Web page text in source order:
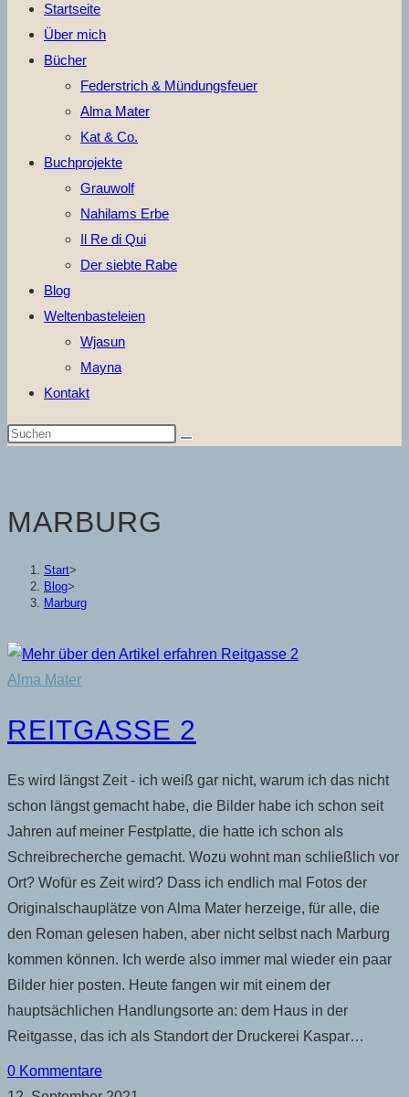
search
Startseite
Über mich
Bücher
Federstrich & Mündungsfeuer
Alma Mater
Kat & Co.
Buchprojekte
Grauwolf
Nahilams Erbe
Il Re di Qui
Der siebte Rabe
Blog
Weltenbasteleien
Wjasun
Mayna
Kontakt
Diese
MARBURG
Start>
Blog>
Marburg
Alma Mater
REITGASSE 2
Es wird längst Zeit - ich weiß gar nicht, warum ich das nicht
schon längst gemacht habe, die Bilder habe ich schon seit
Jahren auf meiner Festplatte, die hatte ich schon als
Schreibrecherche gemacht. Wozu wohnt man schließlich vor
Ort? Wofür es Zeit wird? Dass ich endlich mal Fotos der
Originalschauplätze von Alma Mater herzeige, für alle, die
den Roman gelesen haben, aber nicht selbst nach Marburg
kommen können. Ich werde also immer mal wieder ein paar
Bilder hier posten. Heute fangen wir mit einem der
hauptsächlichen Handlungsorte an: dem Haus in der
Reitgasse, das ich als Standort der Druckerei Kaspar…
0 Kommentare